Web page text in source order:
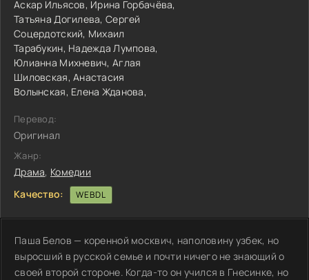
Аскар Ильясов, Ирина Горбачёва,
Татьяна Догилева,Сергей
Соцердотский, Михаил
Тарабукин, Надежда Лумпова,
Юлианна Михневич,Аглая
Шиловская,Анастасия
Волынская, Елена Жданова,
Перевод:
Оригинал
Жанр:
Драма, Комедии
Качество:
WEBDL
Паша Белов — коренной москвич, наполовину узбек, но
выросший в русской семье и почти ничего не знающий о
своей второй стороне. Когда-то он учился в Гнесинке, но